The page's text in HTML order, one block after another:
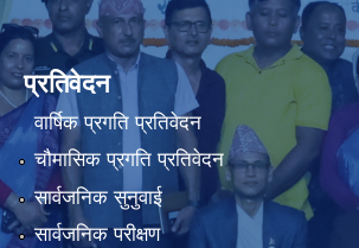
प्रतिवेदन
वार्षिक प्रगति प्रतिवेदन
चौमासिक प्रगति प्रतिवेदन
सार्वजनिक सुनुवाई
सार्वजनिक परीक्षण